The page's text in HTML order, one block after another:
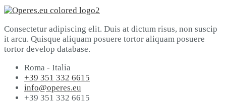
Consectetur adipiscing elit. Duis at dictum risus, non suscip
it arcu. Quisque aliquam posuere tortor aliquam posuere
tortor develop database.
Roma - Italia
+39 351 332 6615
info@operes.eu
+39 351 332 6615